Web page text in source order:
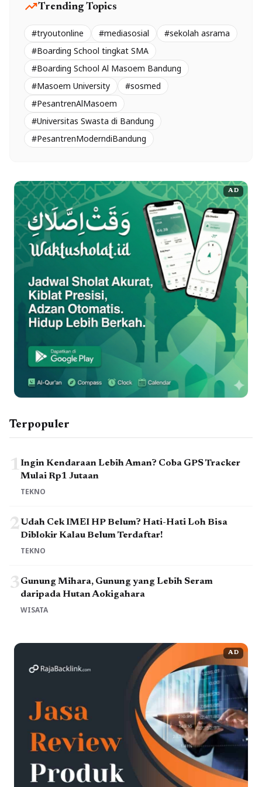
trending_upTrending Topics
#tryoutonline #mediasosial
#sekolah asrama
#Boarding School tingkat SMA
#Boarding School Al Masoem Bandung
#Masoem University
#sosmed
#PesantrenAlMasoem
#Universitas Swasta di Bandung
#PesantrenModerndiBandung
AD
Terpopuler
1Ingin Kendaraan Lebih Aman? Coba GPS Tracker
Mulai Rp1 Jutaan
TEKNO
2Udah Cek IMEI HP Belum? Hati-Hati Loh Bisa
Diblokir Kalau Belum Terdaftar!
TEKNO
3Gunung Mihara, Gunung yang Lebih Seram
daripada Hutan Aokigahara
WISATA
AD